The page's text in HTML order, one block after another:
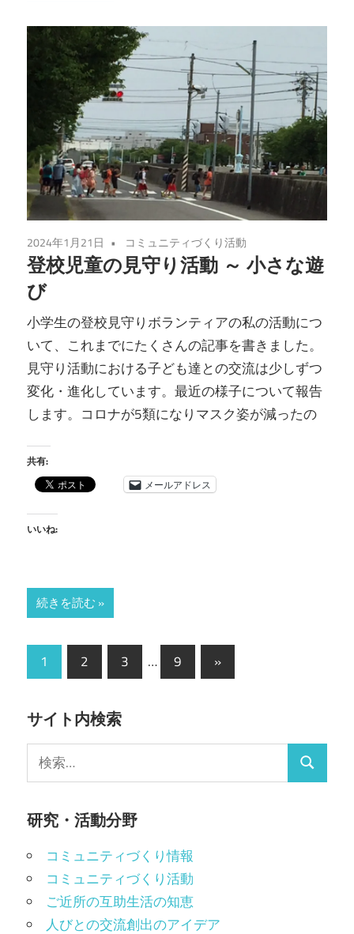
2024年1月21日 コミュニティづくり活動
登校児童の見守り活動 ～ 小さな遊
び
小学生の登校見守りボランティアの私の活動につ
いて、これまでにたくさんの記事を書きました。
見守り活動における子ども達との交流は少しずつ
変化・進化しています。最近の様子について報告
します。コロナが5類になりマスク姿が減ったの
共有:
メールアドレス
いいね:
続きを読む
投
稿
の
ペ
ー
ジ
送
り
1 2 3 … 9
次
の
»
サイト内検索
索:
検
研究・活動分野
コミュニティづくり情報
コミュニティづくり活動
ご近所の互助生活の知恵
人びとの交流創出のアイデア